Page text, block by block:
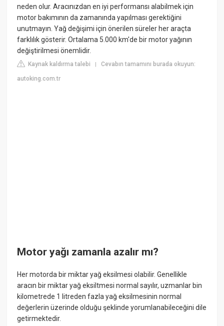
neden olur. Aracınızdan en iyi performansı alabilmek için
motor bakımının da zamanında yapılması gerektiğini
unutmayın. Yağ değişimi için önerilen süreler her araçta
farklılık gösterir. Ortalama 5.000 km'de bir motor yağının
değiştirilmesi önemlidir.
Kaynak kaldırma talebi |Cevabın tamamını burada okuyun:
autoking.com.tr
Motor yağı zamanla azalır mı?
Her motorda bir miktar yağ eksilmesi olabilir. Genellikle
aracın bir miktar yağ eksiltmesi normal sayılır, uzmanlar bin
kilometrede 1 litreden fazla yağ eksilmesinin normal
değerlerin üzerinde olduğu şeklinde yorumlanabileceğini dile
getirmektedir.